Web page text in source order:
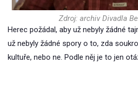
Zdroj: archiv Divadla
Herec požádal, aby už nebyly žádné
už nebyly žádné spory o to, zda
kultuře, nebo ne. Podle něj je to jen